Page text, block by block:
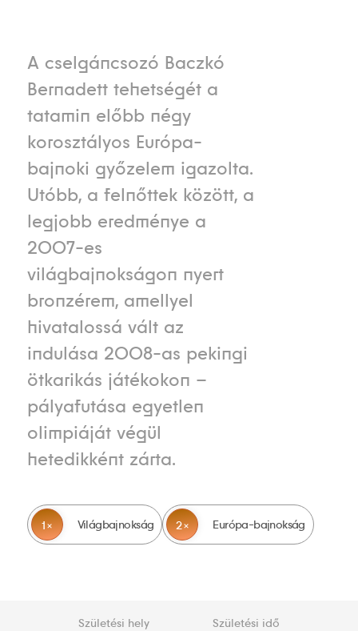
A cselgáncsozó Baczkó
Bernadett tehetségét a
tatamin előbb négy
korosztályos Európa-
bajnoki győzelem igazolta.
Utóbb, a felnőttek között, a
legjobb eredménye a
2007-es
világbajnokságon nyert
bronzérem, amellyel
hivatalossá vált az
indulása 2008-as pekingi
ötkarikás játékokon –
pályafutása egyetlen
olimpiáját végül
hetedikként zárta.
1 Világbajnokság 2 Európa-bajnokság
Születési hely
Születési idő